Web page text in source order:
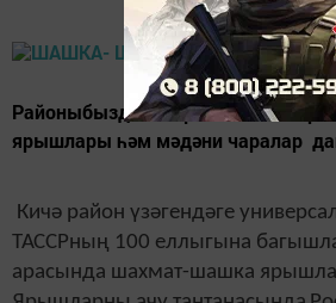
Районыбызда яшәүче
ярышлары һәм мәдәни чаралар
Кичә район үзәгендәге
ТАССРның 100 еллыгына
арасында шахмат-шашка